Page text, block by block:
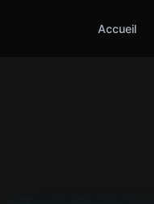
Accueil